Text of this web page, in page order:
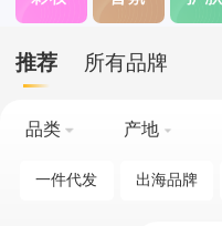
推荐 所有品牌
品类 产地
一件代发 出海品牌